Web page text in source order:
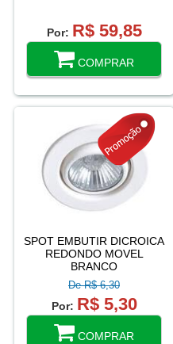
Por: R$ 59,85
COMPRAR
SPOT EMBUTIR DICROICA
REDONDO MOVEL
BRANCO
De R$ 6,30
Por: R$ 5,30
COMPRAR